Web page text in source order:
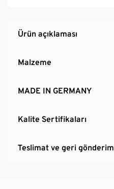
Almanya'da üretilmiştir.
Ürün açıklaması
Malzeme
MADE IN GERMANY
Kalite Sertifikaları
Teslimat ve geri gönderim